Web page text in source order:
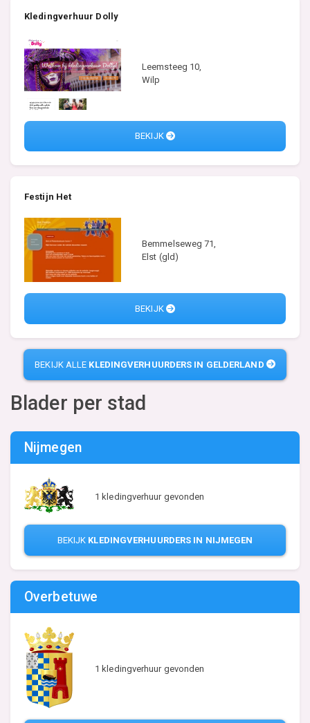
Kledingverhuur Dolly
Leemsteeg 10,
Wilp
BEKIJK
Festijn Het
Bemmelseweg 71,
Elst (gld)
BEKIJK
BEKIJK ALLE KLEDINGVERHUURDERS IN GELDERLAND
Blader per stad
Nijmegen
1 kledingverhuur gevonden
BEKIJK KLEDINGVERHUURDERS IN NIJMEGEN
Overbetuwe
1 kledingverhuur gevonden